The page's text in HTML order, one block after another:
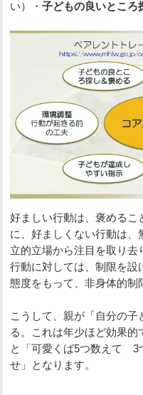
い）・子どもの良いところ
好ましい行動は、褒めるこ
に、好ましくない行動は、
立的立場から注目を取り去
行動に対しては、制限を設
態度をもって、非身体的制
こうして、親が「自分の
る。これは年少ほど効果
と「可愛くば5つ数えて
せ」となります。